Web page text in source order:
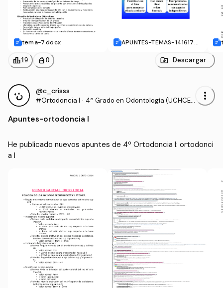
tema-7.docx
APUNTES-TEMAS-141617-Y
leaderboard19 personal_bag 0 Descargar
@c_crisss
#Ortodoncia I · 4º Grado en Odontología (UCHCE
more_vert
Apuntes-ortodoncia I
He publicado nuevos apuntes de 4º Ortodoncia I: ortodonci
a I